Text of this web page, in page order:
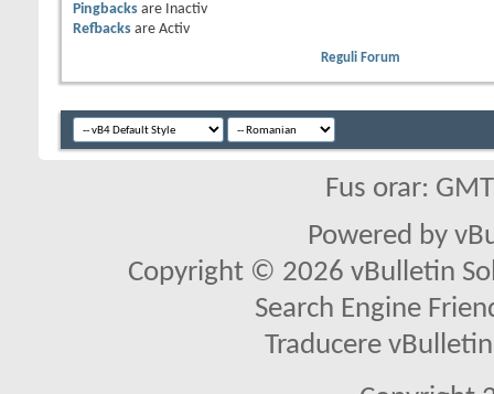
Pingbacks are
Inactiv
Refbacks are Activ
Reguli Forum
Fus orar:
Powered by
Copyright © 2026 vBulletin
Search Engine
Traducere